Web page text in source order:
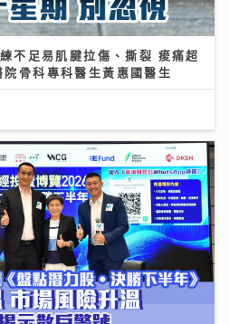
不足易肌腱拉傷、撕裂 痠痛超
骨科專科醫生黃惠國醫生